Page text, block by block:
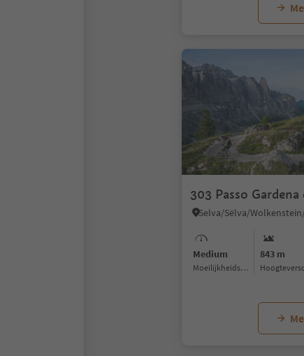
303 Passo
Medium
Moeilijkheidsgraad
843 m